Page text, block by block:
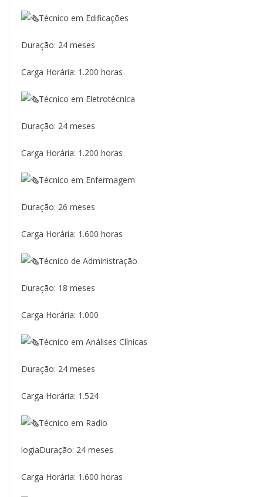
Técnico em Edificações
Duração: 24 meses
Carga Horária: 1.200 horas
Técnico em Eletrotécnica
Duração: 24 meses
Carga Horária: 1.200 horas
Técnico em Enfermagem
Duração: 26 meses
Carga Horária: 1.600 horas
Técnico de Administração
Duração: 18 meses
Carga Horária: 1.000
Técnico em Análises Clínicas
Duração: 24 meses
Carga Horária: 1.524
Técnico em Radio
logiaDuração: 24 meses
Carga Horária: 1.600 horas